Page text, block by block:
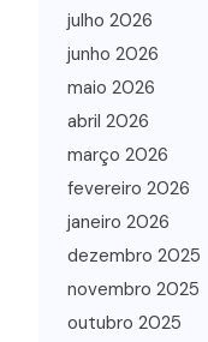
julho 2026
junho 2026
maio 2026
abril 2026
março 2026
fevereiro 2026
janeiro 2026
dezembro 2025
novembro 2025
outubro 2025